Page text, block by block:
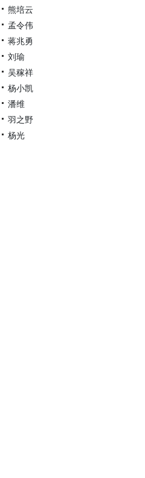
熊培云
孟令伟
蒋兆勇
刘瑜
吴稼祥
杨小凯
潘维
羽之野
杨光